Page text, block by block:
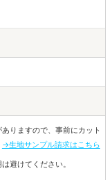
りますので、事前にカット
→生地サンプル請求はこちら
避けてください。